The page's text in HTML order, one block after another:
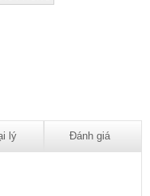
lý Đánh giá